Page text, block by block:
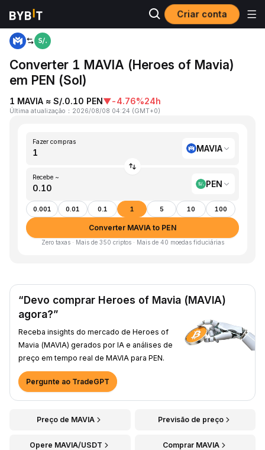
Criar conta
Página inicial
Converter 1 MAVIA (Heroes of Mavia)
em PEN (Sol)
1 MAVIA ≈ S/.0.10 PEN▼-4.76%24h
Última atualização ： 2026/08/08 04:24 (GMT+0)
Fazer compras
MAVIA
Recebe ~
PEN
0.001 0.01 0.1 1 5 10 100
Converter MAVIA to PEN
Zero taxas · Mais de 350 criptos · Mais de 40 moedas fiduciárias
“Devo comprar Heroes of Mavia (MAVIA)
agora?”
Receba insights do mercado de Heroes of
Mavia (MAVIA) gerados por IA e análises de
preço em tempo real de MAVIA para PEN.
Pergunte ao TradeGPT
Preço de MAVIA Previsão de preço
Opere MAVIA/USDT Comprar MAVIA